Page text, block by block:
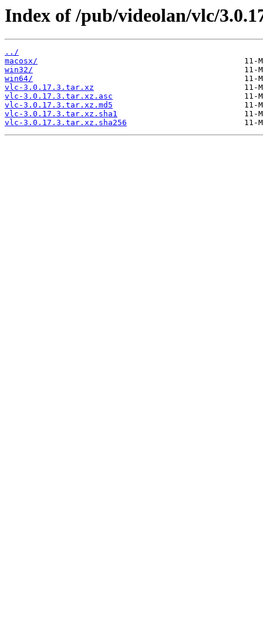
Index of /pub/videolan/vlc/
../
macosx/
win32/
win64/
vlc-3.0.17.3.tar.xz
vlc-3.0.17.3.tar.xz.asc
vlc-3.0.17.3.tar.xz.md5
vlc-3.0.17.3.tar.xz.sha1
vlc-3.0.17.3.tar.xz.sha256